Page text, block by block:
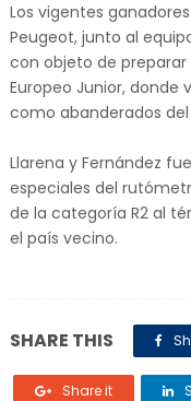
Los vigentes
Peugeot, junto al
con objeto de preparar
Europeo Junior,
como abanderados
Llarena y Fernández
especiales del
de la categoría R2 al
el país vecino.
SHARE THIS
Share it